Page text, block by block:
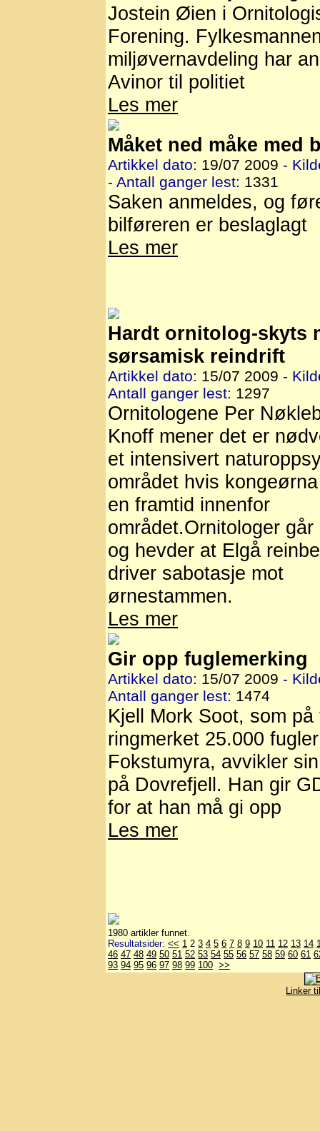
Jostein Øien i
Forening.
miljøvernavdeling har
Avinor til politiet
Les mer
Måket ned måke med
Artikkel dato: 19/07 2009 -
- Antall ganger lest: 1331
Saken anmeldes, og
bilføreren er beslaglagt
Les mer
Hardt ornitolog-skyts
sørsamisk reindrift
Artikkel dato: 15/07 2009 -
Antall ganger lest: 1297
Ornitologene Per
Knoff mener det er
et intensivert
området hvis
en framtid innenfor
området.Ornitologer
og hevder at Elgå
driver sabotasje mot
ørnestammen.
Les mer
Gir opp fuglemerking
Artikkel dato: 15/07 2009 -
Antall ganger lest: 1474
Kjell Mork Soot, som på
ringmerket 25.000
Fokstumyra, avvikler
på Dovrefjell. Han gir
for at han må gi opp
Les mer
1980 artikler funnet.
Resultatsider: << 1 2 3 4 5 6 7 8 9 10 11 12 13 14
46 47 48 49 50 51 52 53 54 55 56 57 58 59 60 61
93 94 95 96 97 98 99 100 >>
Linker